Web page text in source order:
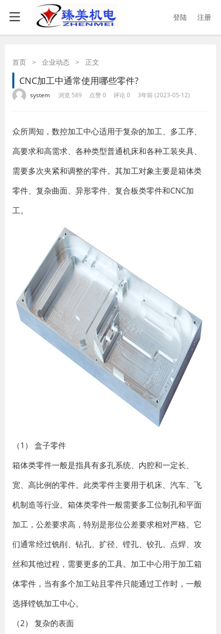
登陆 注册
首页 > 企业动态 > 正文
CNC加工中通常使用哪些零件?
system 浏览 589 点赞 0 评论 0 3年前 (2023-05-12)
众所周知，数控加工中心适用于复杂的加工、多工序、
高要求和高需求、各种类型普通机床和各种工装夹具、
需要多次夹紧和调整的零件。其加工对象主要是箱体类
零件、复杂曲面、异形零件、复合板类零件和CNC加
工。
（1） 盒子零件
箱体类零件一般是指具有多孔系统、内腔和一定长、
宽、高比例的零件。此类零件主要用于机床、汽车、飞
机制造等行业。箱体类零件一般需要多工位制孔和平面
加工，公差要求高，特别是形位公差要求相对严格。它
们通常经过铣削、钻孔、扩径、镗孔、铰孔、点焊、攻
丝和其他过程，需要更多的工具。加工中心用于加工箱
体零件，当有多个加工站且零件只能通过工作时，一般
选择镗铣加工中心。
（2） 复杂的表面